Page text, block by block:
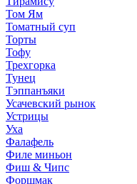
Том Ям
Томатный суп
Торты
Тофу
Трехгорка
Тунец
Тэппанъяки
Усачевский рынок
Устрицы
Уха
Фалафель
Филе миньон
Фиш & Чипс
Форшмак